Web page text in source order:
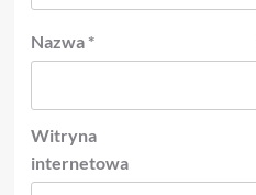
Nazwa *
Witryna
internetowa